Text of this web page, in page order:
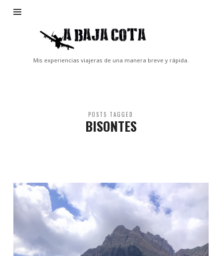
Baja
Cota
Mis experiencias viajeras de una manera breve y rápida.
POSTS TAGGED
BISONTES